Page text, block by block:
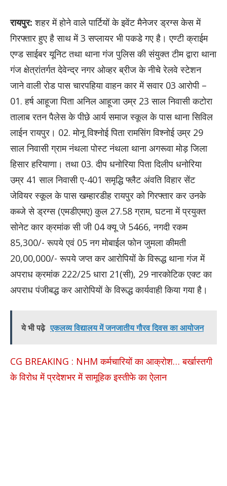
रायपुर: शहर में होने वाले पार्टियों के इवेंट मैनेजर ड्रग्स केस में
गिरफ्तार हुए है साथ में 3 सप्लायर भी पकडे गए है। एण्टी क्राईम
एण्ड साईबर यूनिट तथा थाना गंज पुलिस की संयुक्त टीम द्वारा थाना
गंज क्षेत्रांतर्गत देवेन्द्र नगर ओव्हर ब्रीज के नीचे रेलवे स्टेशन
जाने वाली रोड पास चारपहिया वाहन कार में सवार 03 आरोपी –
01. हर्ष आहूजा पिता अनिल आहूजा उम्र 23 साल निवासी कटोरा
तालाब रतन पैलेस के पीछे आर्य समाज स्कूल के पास थाना सिविल
लाईन रायपुर। 02. मोनू विश्नोई पिता रामसिंग विश्नोई उम्र 29
साल निवासी ग्राम नंथला पोस्ट नंथला थाना अगरूवा मोड़ जिला
हिसार हरियाणा। तथा 03. दीप धनोरिया पिता दिलीप धनोरिया
उम्र 41 साल निवासी ए-401 समृद्धि फ्लैट अंवति विहार सेंट
जेवियर स्कूल के पास खम्हारडीह रायपुर को गिरफ्तार कर उनके
कब्जे से ड्रग्स (एमडीएमए) कुल 27.58 ग्राम, घटना में प्रयुक्त
सोनेट कार क्रमांक सी जी 04 क्यू जे 5466, नगदी रकम
85,300/- रूपये एवं 05 नग मोबाईल फोन जुमला कीमती
20,00,000/- रूपये जप्त कर आरोपियों के विरूद्ध थाना गंज में
अपराध क्रमांक 222/25 धारा 21(सी), 29 नारकोटिक एक्ट का
अपराध पंजीबद्ध कर आरोपियों के विरूद्ध कार्यवाही किया गया है।
ये भी पढ़े एकलव्य विद्यालय में जनजातीय गौरव दिवस का आयोजन
CG BREAKING : NHM कर्मचारियों का आक्रोश… बर्खास्तगी
के विरोध में प्रदेशभर में सामूहिक इस्तीफे का ऐलान